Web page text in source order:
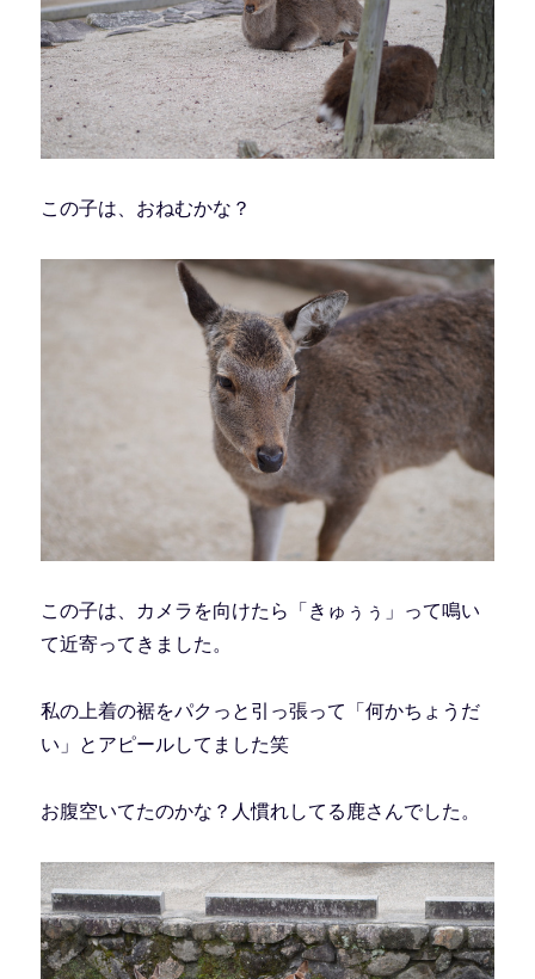
この子は、おねむかな？
この子は、カメラを向けたら「きゅぅぅ」って鳴い
て近寄ってきました。
私の上着の裾をパクっと引っ張って「何かちょうだ
い」とアピールしてました笑
お腹空いてたのかな？人慣れしてる鹿さんでした。